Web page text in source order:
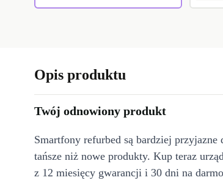
Opis produktu
Twój odnowiony produkt
Smartfony refurbed są bardziej
tańsze niż nowe produkty. Kup teraz
z 12 miesięcy gwarancji i 30 dni na